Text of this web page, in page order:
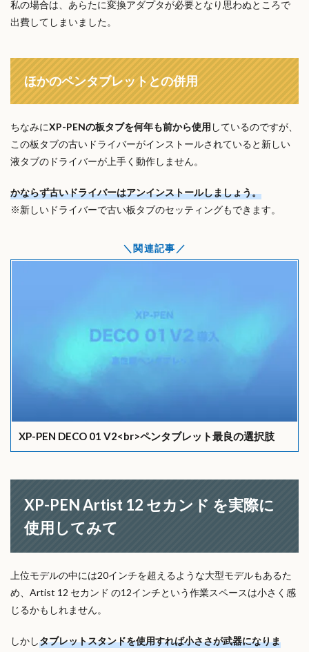
私の場合は、あらたに変換アダプタが必要となり思わぬところで
出費してしまいました。
ほかのペンタブレットとの併用
ちなみにXP-PENの板タブを何年も前から使用 しているのですが、
この板タブの古いドライバーがインストールされていると新しい
液タブのドライバーが上手く動作しません。
かならず古いドライバーはアンインストールしましょう。
※新しいドライバーで古い板タブのセッティングもできます。
関連記事
XP-PEN DECO 01 V2<br>ペンタブレット最良の選択肢
XP-PEN Artist 12 セカンド を実際に
使用してみて
上位モデルの中には20インチを超えるような大型モデルもあるた
め、Artist 12 セカンド の12インチという作業スペースは小さく感
じるかもしれません。
しかしタブレットスタンドを使用すれば小ささが武器になりま